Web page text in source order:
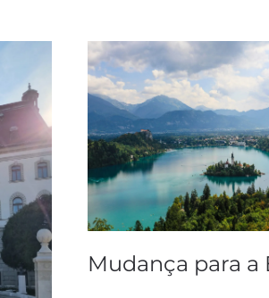
Mudança para a